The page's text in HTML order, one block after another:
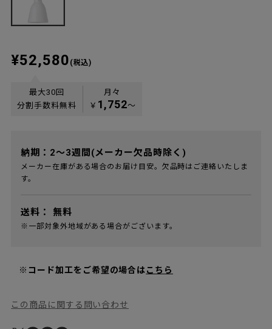
¥52,580 (税込)
最大30回
分割手数料無料
月々
￥ 1,752〜
納期：2～3週間(メーカー欠品時除く)
メーカー在庫がある場合のお届け目安。欠品時はご連絡いたしま
す。
送料： 無料
※一部対象外地域がある場合がございます。
※コード加工をご希望の場合はこちら
この商品に関する問い合わせ